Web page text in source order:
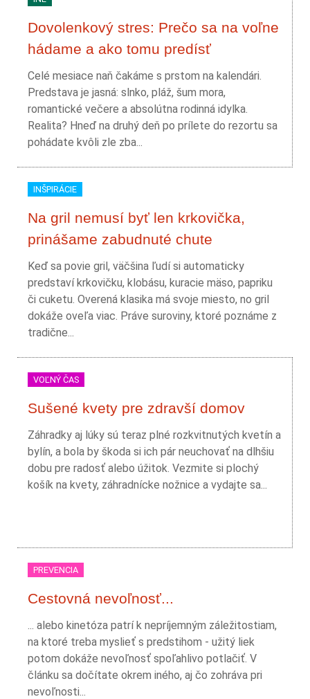
Dovolenkový stres: Prečo sa na voľne
hádame a ako tomu predísť
Celé mesiace naň čakáme s prstom na kalendári.
Predstava je jasná: slnko, pláž, šum mora,
romantické večere a absolútna rodinná idylka.
Realita? Hneď na druhý deň po prílete do rezortu sa
pohádate kvôli zle zba...
INŠPIRÁCIE
Na gril nemusí byť len krkovička,
prinášame zabudnuté chute
Keď sa povie gril, väčšina ľudí si automaticky
predstaví krkovičku, klobásu, kuracie mäso, papriku
či cuketu. Overená klasika má svoje miesto, no gril
dokáže oveľa viac. Práve suroviny, ktoré poznáme z
tradične...
VOĽNÝ ČAS
Sušené kvety pre zdravší domov
Záhradky aj lúky sú teraz plné rozkvitnutých kvetín a
bylín, a bola by škoda si ich pár neuchovať na dlhšiu
dobu pre radosť alebo úžitok. Vezmite si plochý
košík na kvety, záhradnícke nožnice a vydajte sa...
PREVENCIA
Cestovná nevoľnosť...
... alebo kinetóza patrí k nepríjemným záležitostiam,
na ktoré treba myslieť s predstihom - užitý liek
potom dokáže nevoľnosť spoľahlivo potlačiť. V
článku sa dočítate okrem iného, aj čo zohráva pri
nevoľnosti...